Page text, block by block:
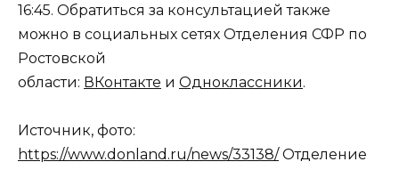
16:45. Обратиться за консультацией также
можно в социальных сетях Отделения СФР по
Ростовской
области: ВКонтакте и Одноклассники.
Источник, фото:
https://www.donland.ru/news/33138/Отделение